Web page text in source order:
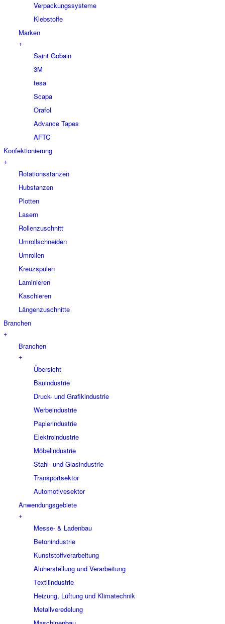
Verpackungssysteme
Klebstoffe
Marken
+
Saint Gobain
3M
tesa
Scapa
Orafol
Advance Tapes
AFTC
Konfektionierung
+
Rotationsstanzen
Hubstanzen
Plotten
Lasern
Rollenzuschnitt
Umrollschneiden
Umrollen
Kreuzspulen
Laminieren
Kaschieren
Längenzuschnitte
Branchen
+
Branchen
+
Übersicht
Bauindustrie
Druck- und Grafikindustrie
Werbeindustrie
Papierindustrie
Elektroindustrie
Möbelindustrie
Stahl- und Glasindustrie
Transportsektor
Automotivesektor
Anwendungsgebiete
+
Messe- & Ladenbau
Betonindustrie
Kunststoffverarbeitung
Aluherstellung und Verarbeitung
Textilindustrie
Heizung, Lüftung und Klimatechnik
Metallveredelung